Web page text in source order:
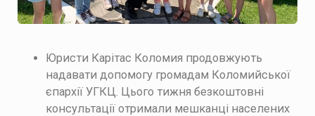
Юристи Карітас Коломия продовжують
надавати допомогу громадам Коломийської
єпархії УГКЦ. Цього тижня безкоштовні
консультації отримали мешканці населених